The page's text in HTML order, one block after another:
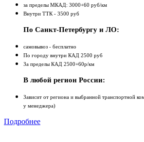
за пределы МКАД: 3000+60 руб/км
Внутри ТТК - 3500 руб
По Санкт-Петербургу и ЛО:
самовывоз - бесплатно
По городу внутри КАД 2500 руб
За пределы КАД 2500+60р/км
В любой регион России:
Зависит от региона и выбранной транспортной
у менеджера)
Подробнее